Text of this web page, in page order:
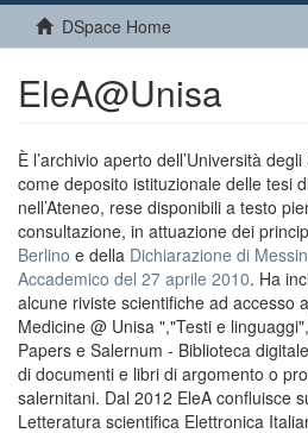
DSpace Home
EleA@Unisa
È l’archivio aperto dell’Università
come deposito istituzionale delle tesi
nell’Ateneo, rese disponibili a testo
consultazione, in attuazione dei
Berlino e della Dichiarazione di
Accademico del 27 aprile 2010. Ha
alcune riviste scientifiche ad accesso
Medicine @ Unisa ","Testi e
Papers e Salernum - Biblioteca
di documenti e libri di argomento o
salernitani. Dal 2012 EleA confluisce
Letteratura scientifica Elettronica